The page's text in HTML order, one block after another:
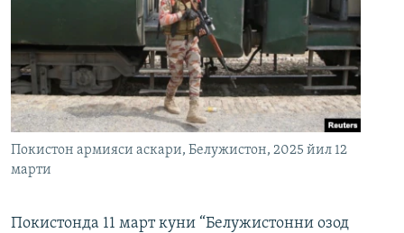
Покистон армияси аскари, Белужистон, 2025 йил 12
марти
Покистонда 11 март куни “Белужистонни озод